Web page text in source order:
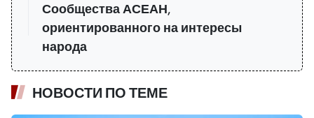
Сообщества АСЕАН,
ориентированного на интересы
народа
НОВОСТИ ПО ТЕМЕ